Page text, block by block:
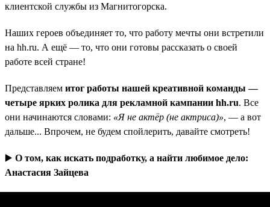
клиентской службы из Магнитогорска.
Наших героев объединяет то, что работу мечты они встретили
на hh.ru. А ещё — то, что они готовы рассказать о своей
работе всей стране!
Представляем итог работы нашей креативной команды —
четыре ярких ролика для рекламной кампании hh.ru. Все
они начинаются словами: «Я не актёр (не актриса)», — а вот
дальше... Впрочем, не будем спойлерить, давайте смотреть!
▶️ О том, как искать подработку, а найти любимое дело:
Анастасия Зайцева